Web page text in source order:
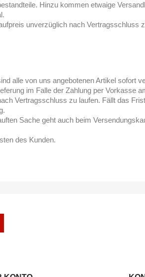
Hinzu kommen etwaige
unverzüglich nach Vertragsschluss
alle von uns angebotenen Artikel sofort
im Falle der Zahlung per Vorkasse
Vertragsschluss zu laufen. Fällt das
Sache geht auch beim
des Kunden.